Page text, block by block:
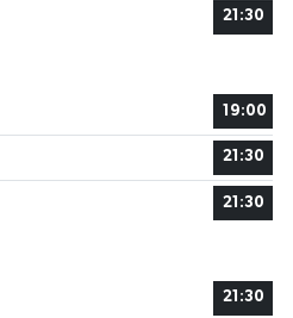
21:30
19:00
21:30
21:30
21:30